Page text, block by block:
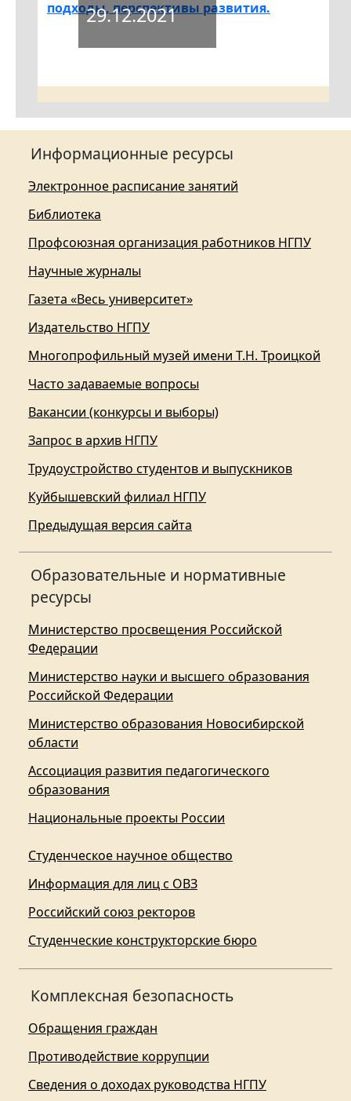
подходы, перспективы развития.
29.12.2021
Информационные ресурсы
Электронное расписание занятий
Библиотека
Профсоюзная организация работников НГПУ
Научные журналы
Газета «Весь университет»
Издательство НГПУ
Многопрофильный музей имени Т.Н. Троицкой
Часто задаваемые вопросы
Вакансии (конкурсы и выборы)
Запрос в архив НГПУ
Трудоустройство студентов и выпускников
Куйбышевский филиал НГПУ
Предыдущая версия сайта
Образовательные и нормативные
ресурсы
Министерство просвещения Российской
Федерации
Министерство науки и высшего образования
Российской Федерации
Министерство образования Новосибирской
области
Ассоциация развития педагогического
образования
Национальные проекты России
Студенческое научное общество
Информация для лиц с ОВЗ
Российский союз ректоров
Студенческие конструкторские бюро
Комплексная безопасность
Обращения граждан
Противодействие коррупции
Сведения о доходах руководства НГПУ